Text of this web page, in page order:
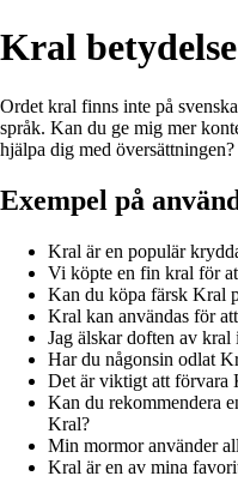
Kral betydelse
Ordet kral finns inte på
språk. Kan du ge mig mer
hjälpa dig med översättningen?
Exempel på
Kral är en populär
Vi köpte en fin kral för
Kan du köpa färsk Kral
Kral kan användas för
Jag älskar doften av
Har du någonsin odlat
Det är viktigt att förvara
Kan du rekommendera
Kral?
Min mormor använder
Kral är en av mina